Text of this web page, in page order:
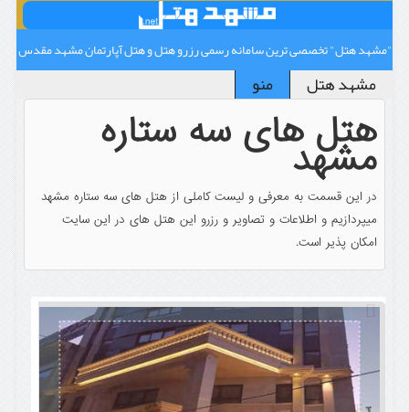
"مشهد هتل" تخصصی ترین سامانه رسمی رزرو هتل و هتل آپارتمان مشهد مقدس
مشهد هتل منو
هتل های سه ستاره
مشهد
در این قسمت به معرفی و لیست کاملی از هتل های سه ستاره مشهد
میپردازیم و اطلاعات و تصاویر و رزرو این هتل های در این سایت
امکان پذیر است.